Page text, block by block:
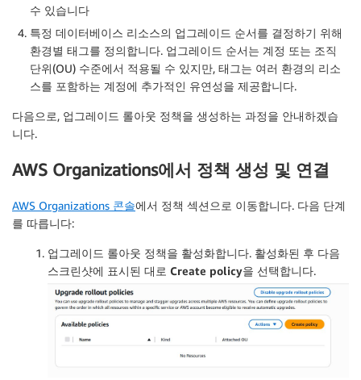
수 있습니다
특정 데이터베이스 리소스의 업그레이드 순서를 결정하기 위해
환경별 태그를 정의합니다. 업그레이드 순서는 계정 또는 조직
단위(OU) 수준에서 적용될 수 있지만, 태그는 여러 환경의 리소
스를 포함하는 계정에 추가적인 유연성을 제공합니다.
다음으로, 업그레이드 롤아웃 정책을 생성하는 과정을 안내하겠습
니다.
AWS Organizations에서 정책 생성 및 연결
AWS Organizations 콘솔에서 정책 섹션으로 이동합니다. 다음 단계
를 따릅니다:
업그레이드 롤아웃 정책을 활성화합니다. 활성화된 후 다음
스크린샷에 표시된 대로 Create policy을 선택합니다.